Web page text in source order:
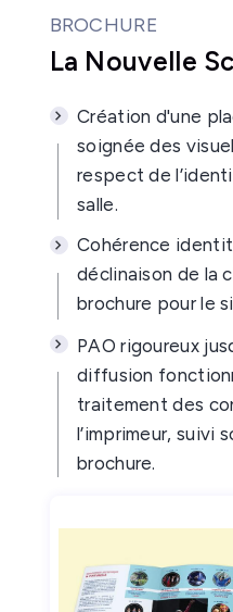
BROCHURE
La Nouvelle
Création d'une
soignée des
respect de
salle.
Cohérence
déclinaison de la
brochure pour le
PAO rigoureux
diffusion
traitement des
l’imprimeur, suivi
brochure.